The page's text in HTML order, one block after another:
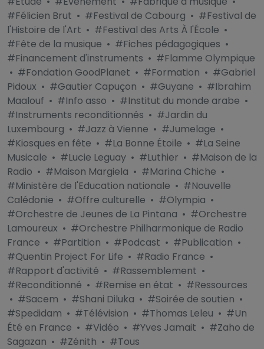
#Félicien Brut • #Festival de Cabourg • #Festival de
l'Histoire de l'Art • #Festival des Arts À l'École •
#Fête de la musique • #Fiches pédagogiques •
#Financement d'instruments • #Flamme Olympique
• #Fondation GoodPlanet • #Formation • #Gabriel
Pidoux • #Gautier Capuçon • #Guyane • #Ibrahim
Maalouf • #Info asso • #Institut du monde arabe •
#Instruments reconditionnés • #Jardin du
Luxembourg • #Jazz à Vienne • #Jumelage •
#Kiosques en fête • #La Bonne Étoile • #La Seine
Musicale • #Lucie Leguay • #Luthier • #Maison de la
Radio • #Maison Margiela • #Marina Chiche •
#Ministère de l'Education nationale • #Nouvelle
Calédonie • #Offre culturelle • #Olympia •
#Orchestre de Jeunes de La Pintana • #Orchestre
Lamoureux • #Orchestre Philharmonique de Radio
France • #Partition • #Podcast • #Publication •
#Quentin Project For Life • #Radio France •
#Rapport d'activité • #Rassemblement •
#Reconditionné • #Remise en état • #Ressources
• #Sacem • #Shani Diluka • #Soirée de soutien •
#Spedidam • #Télévision • #Thomas Leleu • #Un
Été en France • #Vidéo • #Yves Jamait • #Zaho de
Sagazan • #Zénith • #Tous